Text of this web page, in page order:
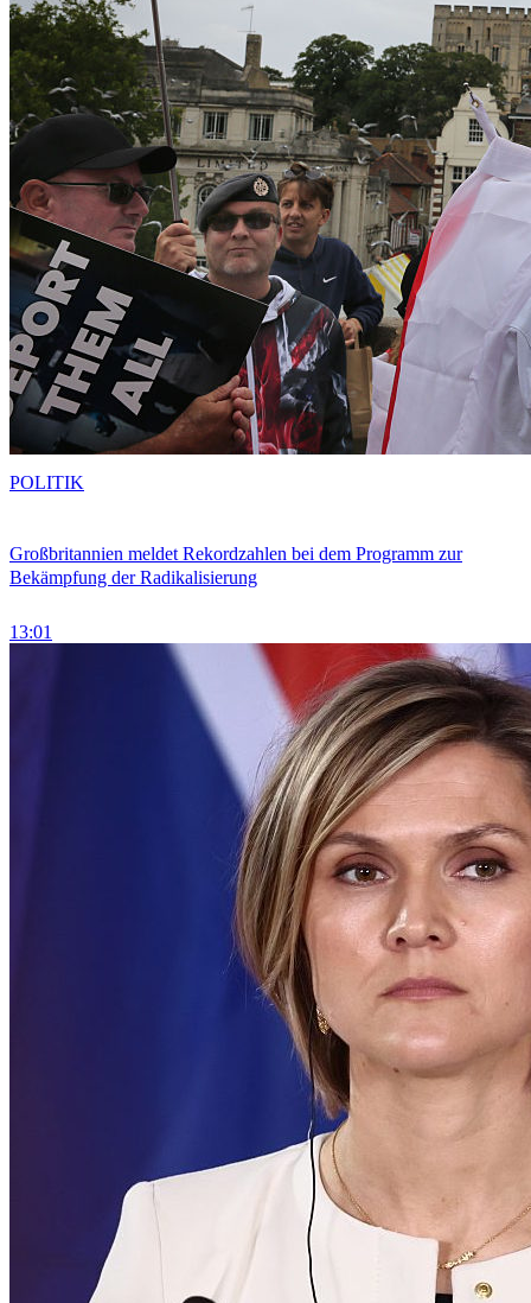
Großbritannien meldet Rekordzahlen bei dem Programm zur
Bekämpfung der Radikalisierung
13:01
POLITIK